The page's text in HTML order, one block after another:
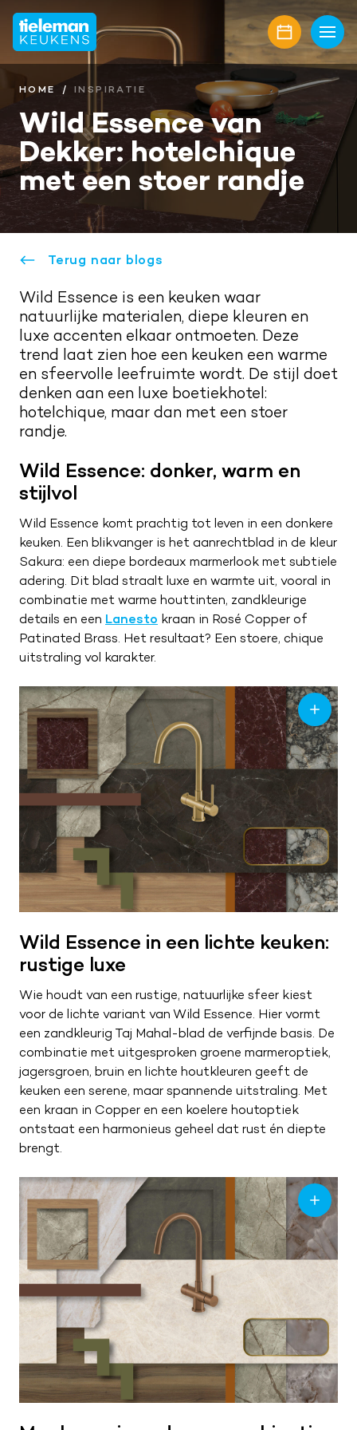
Home
Keukens
Onze collectie
Keukenmerken
Keukenfronten
Aanrechtbladen
Keukenapparatuur
Keukenaccessoires
Keukenrenovatie
Showroom
Showroomaanbiedingen
Inspiratie
Keukenstijlen
Keukenmagazine
Geplaatste keukens
Maatwerk interieur
Nieuwbouw
Alle projecten
Onze diensten
Onze projectpartners
Over ons
Awards
Aanschaf en plaatsing
Geschiedenis familiebedrijf
Kwaliteit en service
Merken
Verkoopadviseurs
Vacatures
Contact
Afspraak maken
Bel mij terug
Nieuwsbrief
Route naar showroom
0187 602 555
info@tieleman.nl
MA
09:00 – 17:00
DI
09:00 – 17:00
WO
09:00 – 17:00
VR
09:00 – 21:00
ZA
09:00 – 17:00
ZO
Gesloten
Maak een afspraak
HOME INSPIRATIE
Wild Essence van
Dekker: hotelchique
met een stoer randje
Terug naar blogs
Wild Essence is een keuken waar
natuurlijke materialen, diepe kleuren en
luxe accenten elkaar ontmoeten. Deze
trend laat zien hoe een keuken een warme
en sfeervolle leefruimte wordt. De stijl doet
denken aan een luxe boetiekhotel:
hotelchique, maar dan met een stoer
randje.
Wild Essence: donker, warm en
stijlvol
Wild Essence komt prachtig tot leven in een donkere
keuken. Een blikvanger is het aanrechtblad in de kleur
Sakura: een diepe bordeaux marmerlook met subtiele
adering. Dit blad straalt luxe en warmte uit, vooral in
combinatie met warme houttinten, zandkleurige
details en een Lanesto kraan in Rosé Copper of
Patinated Brass. Het resultaat? Een stoere, chique
uitstraling vol karakter.
Wild Essence in een lichte keuken:
rustige luxe
Wie houdt van een rustige, natuurlijke sfeer kiest
voor de lichte variant van Wild Essence. Hier vormt
een zandkleurig Taj Mahal-blad de verfijnde basis. De
combinatie met uitgesproken groene marmeroptiek,
jagersgroen, bruin en lichte houtkleuren geeft de
keuken een serene, maar spannende uitstraling. Met
een kraan in Copper en een koelere houtoptiek
ontstaat een harmonieus geheel dat rust én diepte
brengt.